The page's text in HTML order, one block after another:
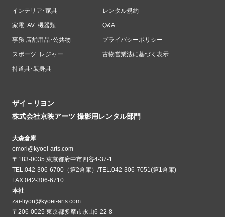
インテリア･家具
家電･AV･機器類
事務 店舗用品･公共物
スポーツ･レジャー
持道具･装身具
レンタル規約
Q&A
プライバシーポリシー
古物営業法に基づく表示
ザイ－リヨン
株式会社京映アーツ 撮影用レンタル部門
大森倉庫
omori@kyoei-arts.com
〒183-0035 東京都府中市四谷4-37-1
TEL.042-306-6700（第2倉庫）/TEL.042-306-7051(第1倉庫)
FAX.042-306-6710
本社
zai-liyon@kyoei-arts.com
〒206-0025 東京都多摩市永山6-22-8